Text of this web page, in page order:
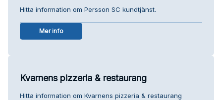
Hitta information om Persson SC kundtjänst.
Mer info
Kvarnens pizzeria & restaurang
Hitta information om Kvarnens pizzeria & restaurang